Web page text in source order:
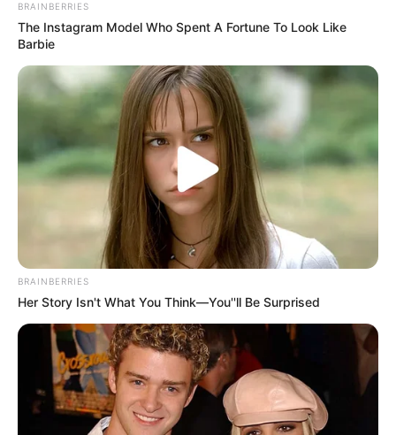
BRAINBERRIES
The Instagram Model Who Spent A Fortune To Look Like
Barbie
BRAINBERRIES
Her Story Isn't What You Think—You''ll Be Surprised